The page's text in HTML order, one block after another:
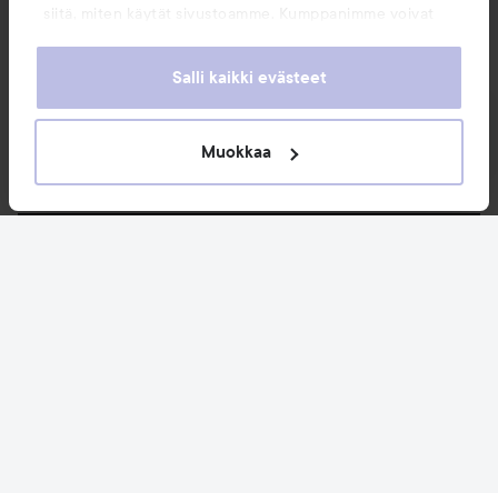
heille tai joita on kerätty, kun olet käyttänyt heidän
evästeiden käytön.
Salli kaikki evästeet
Muokkaa
Uutuudet ja tarjoukset